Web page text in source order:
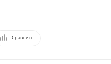
Сравнить